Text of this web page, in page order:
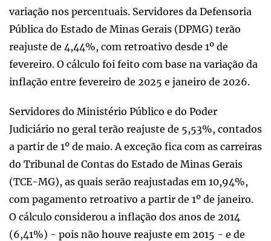
variação nos percentuais. Servidores da Defensoria
Pública do Estado de Minas Gerais (DPMG) terão
reajuste de 4,44%, com retroativo desde 1º de
fevereiro. O cálculo foi feito com base na variação da
inflação entre fevereiro de 2025 e janeiro de 2026.
Servidores do Ministério Público e do Poder
Judiciário no geral terão reajuste de 5,53%, contados
a partir de 1º de maio. A exceção fica com as carreiras
do Tribunal de Contas do Estado de Minas Gerais
(TCE-MG), as quais serão reajustadas em 10,94%,
com pagamento retroativo a partir de 1º de janeiro.
O cálculo considerou a inflação dos anos de 2014
(6,41%) - pois não houve reajuste em 2015 - e de